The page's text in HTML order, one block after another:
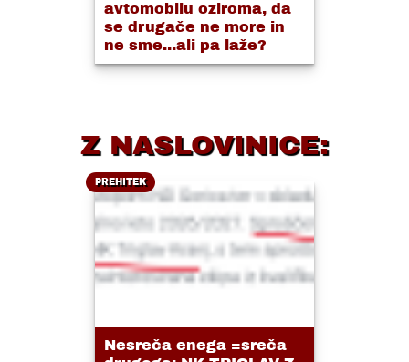
avtomobilu oziroma, da
se drugače ne more in
ne sme...ali pa laže?
Z NASLOVINICE:
PREHITEK
Nesreča enega =sreča